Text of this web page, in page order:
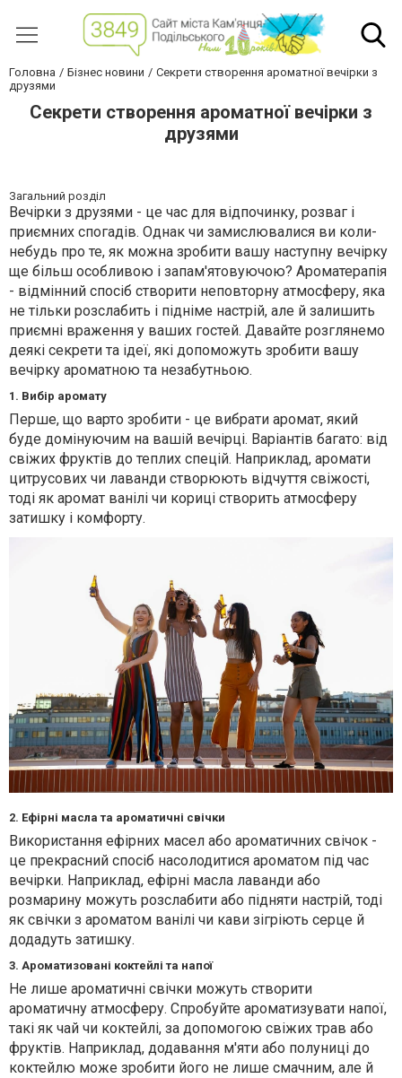
Головна Бізнес новини
Секрети створення ароматної вечірки з
друзями
Секрети створення ароматної вечірки з
друзями
Загальний розділ
Вечірки з друзями - це час для відпочинку, розваг і
приємних спогадів. Однак чи замислювалися ви коли-
небудь про те, як можна зробити вашу наступну вечірку
ще більш особливою і запам'ятовуючою? Ароматерапія
- відмінний спосіб створити неповторну атмосферу, яка
не тільки розслабить і підніме настрій, але й залишить
приємні враження у ваших гостей. Давайте розглянемо
деякі секрети та ідеї, які допоможуть зробити вашу
вечірку ароматною та незабутньою.
1. Вибір аромату
Перше, що варто зробити - це вибрати аромат, який
буде домінуючим на вашій вечірці. Варіантів багато: від
свіжих фруктів до теплих спецій. Наприклад, аромати
цитрусових чи лаванди створюють відчуття свіжості,
тоді як аромат ванілі чи кориці створить атмосферу
затишку і комфорту.
2. Ефірні масла та ароматичні свічки
Використання ефірних масел або ароматичних свічок -
це прекрасний спосіб насолодитися ароматом під час
вечірки. Наприклад, ефірні масла лаванди або
розмарину можуть розслабити або підняти настрій, тоді
як свічки з ароматом ванілі чи кави зігріють серце й
додадуть затишку.
3. Ароматизовані коктейлі та напої
Не лише ароматичні свічки можуть створити
ароматичну атмосферу. Спробуйте ароматизувати напої,
такі як чай чи коктейлі, за допомогою свіжих трав або
фруктів. Наприклад, додавання м'яти або полуниці до
коктейлю може зробити його не лише смачним, але й